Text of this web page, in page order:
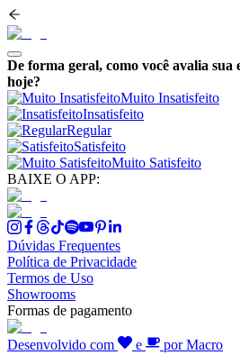
De forma geral, como você avalia sua
hoje?
Muito Insatisfeito
Insatisfeito
Regular
Satisfeito
Muito Satisfeito
BAIXE O APP:
Dúvidas Frequentes
Política de Privacidade
Termos de Uso
Showrooms
Formas de pagamento
Desenvolvido com e
por Macro